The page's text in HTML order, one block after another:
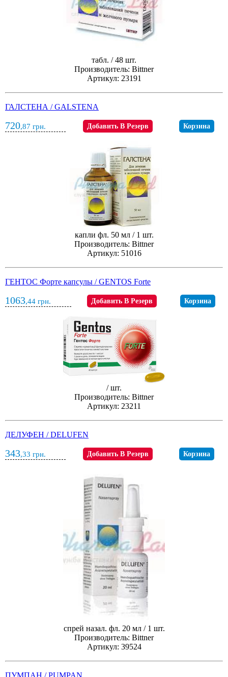
табл. / 48 шт.
Производитель: Bittner
Артикул: 23191
ГАЛСТЕНА / GALSTENA
720,87 грн. Добавить В Резерв Корзина
капли фл. 50 мл / 1 шт.
Производитель: Bittner
Артикул: 51016
ГЕНТОС Форте капсулы / GENTOS Forte
1063,44 грн. Добавить В Резерв Корзина
/ шт.
Производитель: Bittner
Артикул: 23211
ДЕЛУФЕН / DELUFEN
343,33 грн. Добавить В Резерв Корзина
спрей назал. фл. 20 мл / 1 шт.
Производитель: Bittner
Артикул: 39524
ПУМПАН / PUMPAN